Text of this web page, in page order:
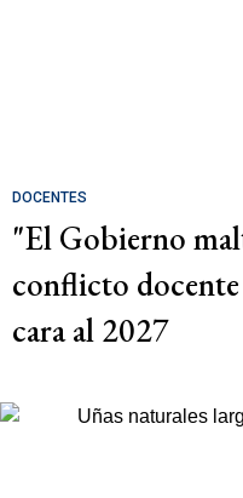
DOCENTES
"El Gobierno
conflicto
cara al 2027